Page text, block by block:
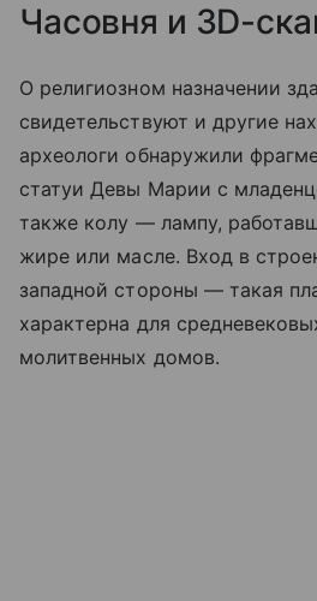
Часовня и 3D-
О религиозном назначении
свидетельствуют и другие
археологи обнаружили
статуи Девы Марии с
также колу — лампу,
жире или масле. Вход в
западной стороны — такая
характерна для
молитвенных домов.